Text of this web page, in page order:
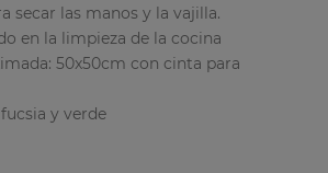
secar las manos y la vajilla.
en la limpieza de la cocina
50x50cm con cinta para
y verde